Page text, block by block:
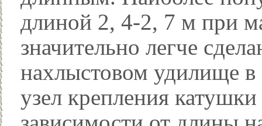
длиной 2, 4-2, 7 м при
значительно легче
нахлыстовом удилище в
узел крепления